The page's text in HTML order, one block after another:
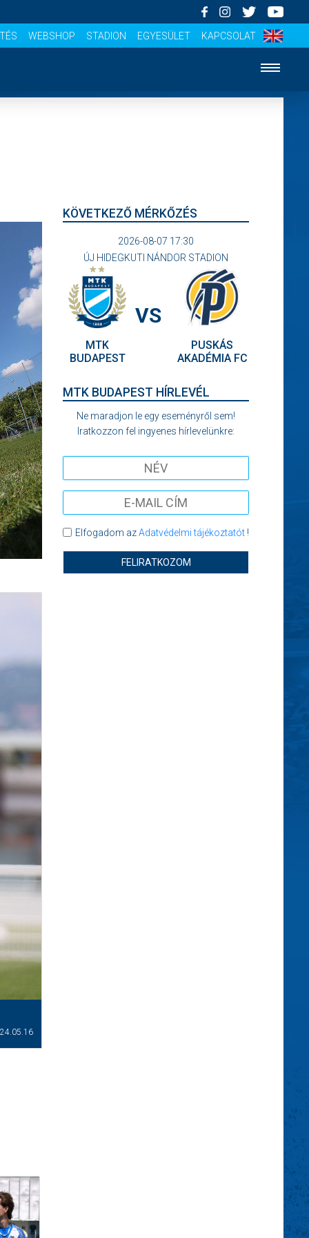
WEBSHOP STADION EGYESÜLET KAPCSOLAT
KÖVETKEZŐ MÉRKŐZÉS
2026-08-07 17:30
ÚJ HIDEGKUTI NÁNDOR STADION
MTK
BUDAPEST
VS
PUSKÁS
AKADÉMIA FC
MTK BUDAPEST HÍRLEVÉL
Ne maradjon le egy eseményről sem!
Iratkozzon fel ingyenes hírlevelünkre:
Elfogadom azAdatvédelmi tájékoztatót!
FELIRATKOZOM